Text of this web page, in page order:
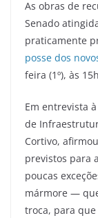
c
e
b
o
o
k
itt
er
As obras de
Senado
praticamente
posse dos
feira (1º), às
Em entrevista à
de
Cortivo,
previstos para
poucas
mármore —
troca, para